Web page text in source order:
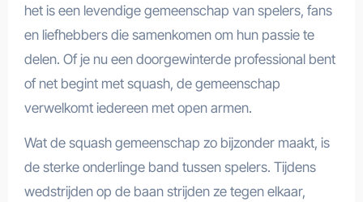
het is een levendige gemeenschap van spelers, fans
en liefhebbers die samenkomen om hun passie te
delen. Of je nu een doorgewinterde professional bent
of net begint met squash, de gemeenschap
verwelkomt iedereen met open armen.
Wat de squash gemeenschap zo bijzonder maakt, is
de sterke onderlinge band tussen spelers. Tijdens
wedstrijden op de baan strijden ze tegen elkaar,